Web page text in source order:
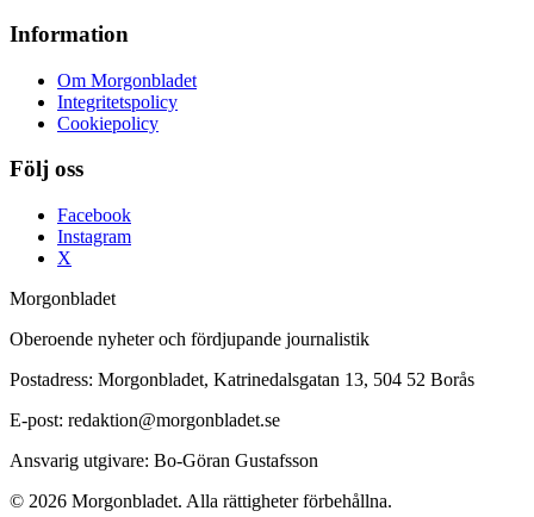
Information
Om Morgonbladet
Integritetspolicy
Cookiepolicy
Följ oss
Facebook
Instagram
X
Morgonbladet
Oberoende nyheter och fördjupande journalistik
Postadress: Morgonbladet, Katrinedalsgatan 13, 504 52 Borås
E-post: redaktion@morgonbladet.se
Ansvarig utgivare: Bo-Göran Gustafsson
© 2026 Morgonbladet. Alla rättigheter förbehållna.